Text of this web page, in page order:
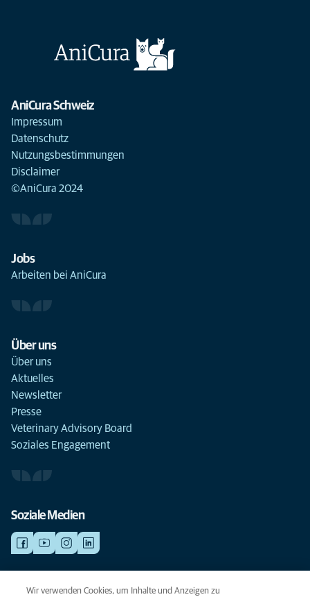
AniCura Schweiz
Impressum
Datenschutz
Nutzungsbestimmungen
Disclaimer
©AniCura 2024
Jobs
Arbeiten bei AniCura
Über uns
Über uns
Aktuelles
Newsletter
Presse
Veterinary Advisory Board
Soziales Engagement
Soziale Medien
NOTDIENSTE
Wir verwenden Cookies, um Inhalte und Anzeigen zu